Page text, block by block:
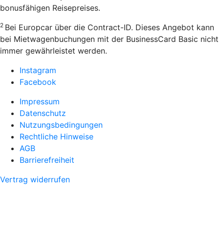
bonusfähigen Reisepreises.
2 Bei Europcar über die Contract-ID. Dieses Angebot kann
bei Mietwagenbuchungen mit der BusinessCard Basic nicht
immer gewährleistet werden.
Instagram
Facebook
Impressum
Datenschutz
Nutzungsbedingungen
Rechtliche Hinweise
AGB
Barrierefreiheit
Vertrag widerrufen